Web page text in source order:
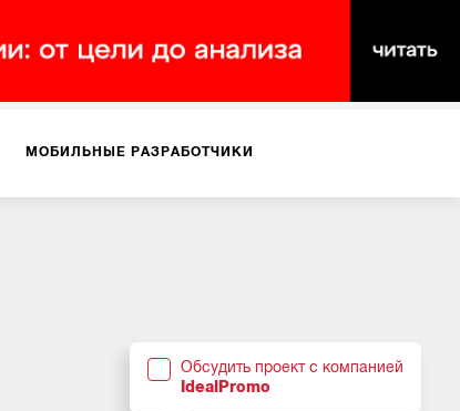
МОБИЛЬНЫЕ РАЗРАБОТЧИКИ
Обсудить проект с компанией
IdealPromo